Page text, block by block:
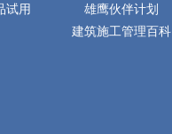
试用
雄鹰伙伴计划
建筑施工管理百科